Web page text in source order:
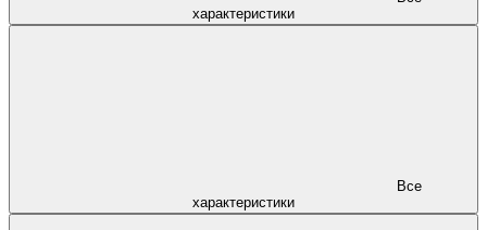
характеристики
характеристики